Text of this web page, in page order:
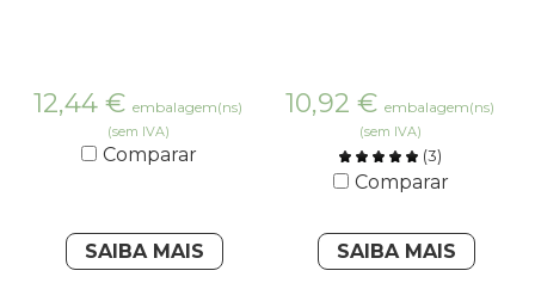
12,44 € embalagem(ns)
(sem IVA)
Comparar
SAIBA MAIS
10,92 € embalagem(ns)
(sem IVA)
(3)
Comparar
SAIBA MAIS